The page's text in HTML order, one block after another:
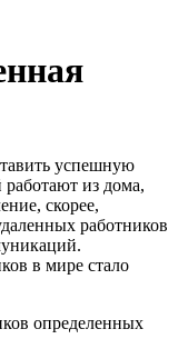
успешную
из дома,
скорее,
работников
в мире стало
определенных